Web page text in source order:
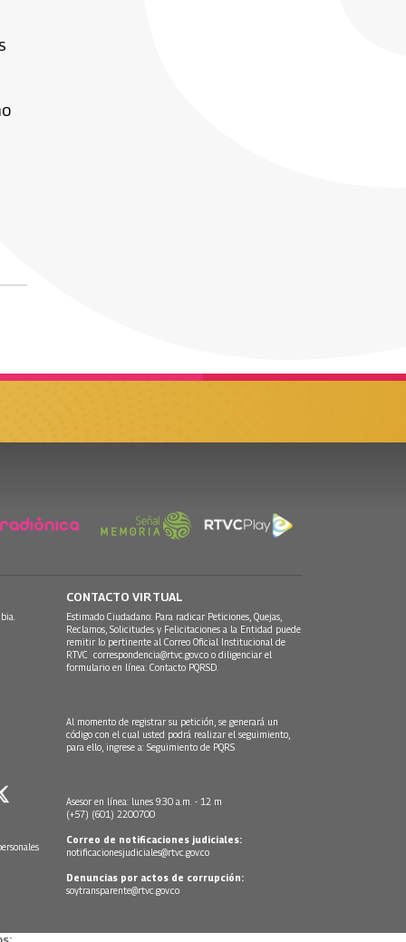
CONTACTO VIRTUAL
Estimado Ciudadano: Para radicar Peticiones, Quejas,
Reclamos, Solicitudes y Felicitaciones a la Entidad puede
remitir lo pertinente al Correo Oficial Institucional de
RTVC correspondencia@rtvc.gov.co o diligenciar el
formulario en línea: Contacto PQRSD.
Al momento de registrar su petición, se generará un
código con el cual usted podrá realizar el seguimiento,
para ello, ingrese a: Seguimiento de PQRS
Asesor en línea: lunes 9:30 a.m. - 12 m
(+57) (601) 2200700
Correo de notificaciones judiciales:
notificacionesjudiciales@rtvc.gov.co
Denuncias por actos de corrupción:
soytransparente@rtvc.gov.co